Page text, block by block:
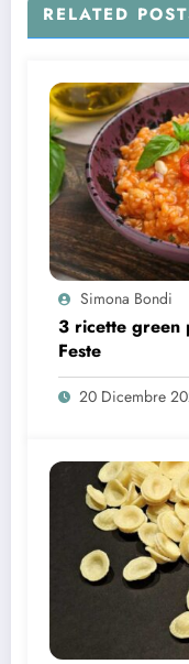
RELATED
Simona Bondi
3 ricette green
Feste
20 Dicembre